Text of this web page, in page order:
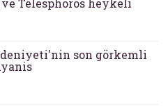
Telesphoros heykeli
son görkemli